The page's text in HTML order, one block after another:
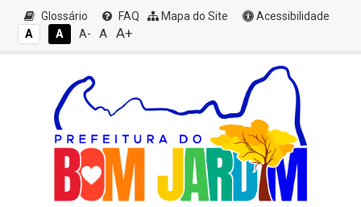
Glossário FAQ Mapa do Site
Acessibilidade
A
A A- A A+